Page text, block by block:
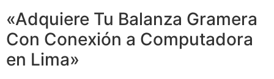
«Adquiere Tu Balanza Gramera
Con Conexión a Computadora
en Lima»